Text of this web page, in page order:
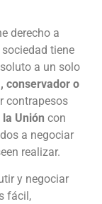
derecho a
tiene
a un solo
conservador o
contrapesos
Unión con
a negociar
realizar.
y negociar
fácil,